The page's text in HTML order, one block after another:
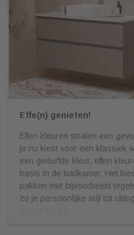
Effe(n) genieten!
Effen kleuren stralen een
je nu kiest voor een klassiek
een gedurfde kleur, effen
basis in de badkamer. Het
pakken met bijvoorbeeld
zo je persoonlijke stijl tot